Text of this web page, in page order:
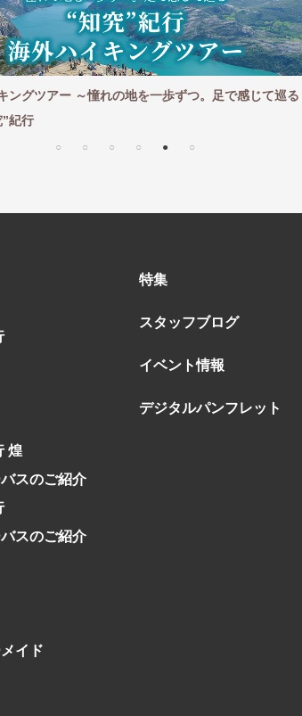
ングツアー ～憧れの地を一歩ずつ。足で感じて巡る
”紀行
煌
スのご紹介
スのご紹介
イド
特集
スタッフブログ
イベント情報
デジタルパンフレット